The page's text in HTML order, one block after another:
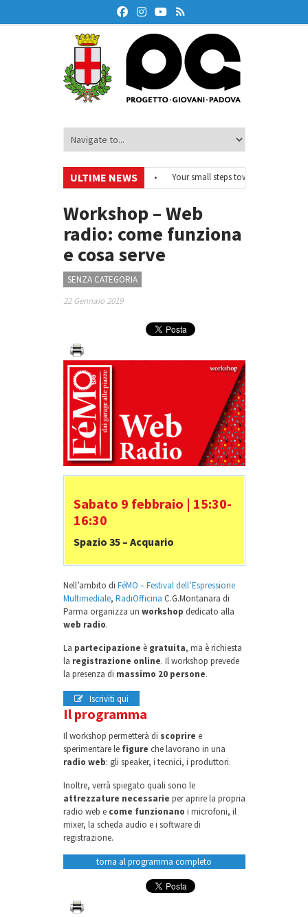
ULTIME NEWS
– Ciclo di webinar
Your small steps towards
finanziaria
• Oxford Debate Lab – Borse di studio 2026/27
Workshop – Web
radio: come funziona
e cosa serve
SENZA CATEGORIA
22 Gennaio 2019
Sabato 9 febbraio | 15:30-
16:30
Spazio 35 – Acquario
Nell’ambito di FéMO – Festival dell’Espressione
Multimediale, RadiOfficina C.G.Montanara di
Parma organizza un workshop dedicato alla
web radio.
La partecipazione è gratuita, ma è richiesta
la registrazione online. Il workshop prevede
la presenza di massimo 20 persone.
Iscriviti qui
Il programma
Il workshop permetterà di scoprire e
sperimentare le figure che lavorano in una
radio web: gli speaker, i tecnici, i produttori.
Inoltre, verrà spiegato quali sono le
attrezzature necessarie per aprire la propria
radio web e come funzionano i microfoni, il
mixer, la scheda audio e i software di
registrazione.
torna al programma completo